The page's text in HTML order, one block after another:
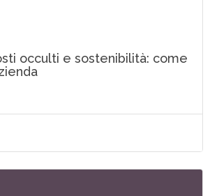
occulti e sostenibilità: come